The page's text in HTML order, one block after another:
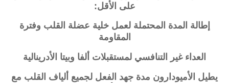
على الأقل:
إطالة المدة المحتملة لعمل خلية عضلة القلب وفترة
المقاومة
العداء غير التنافسي لمستقبلات ألفا وبيتا الأدرينالية
يطيل الأميودارون مدة جهد الفعل لجميع ألياف القلب مع